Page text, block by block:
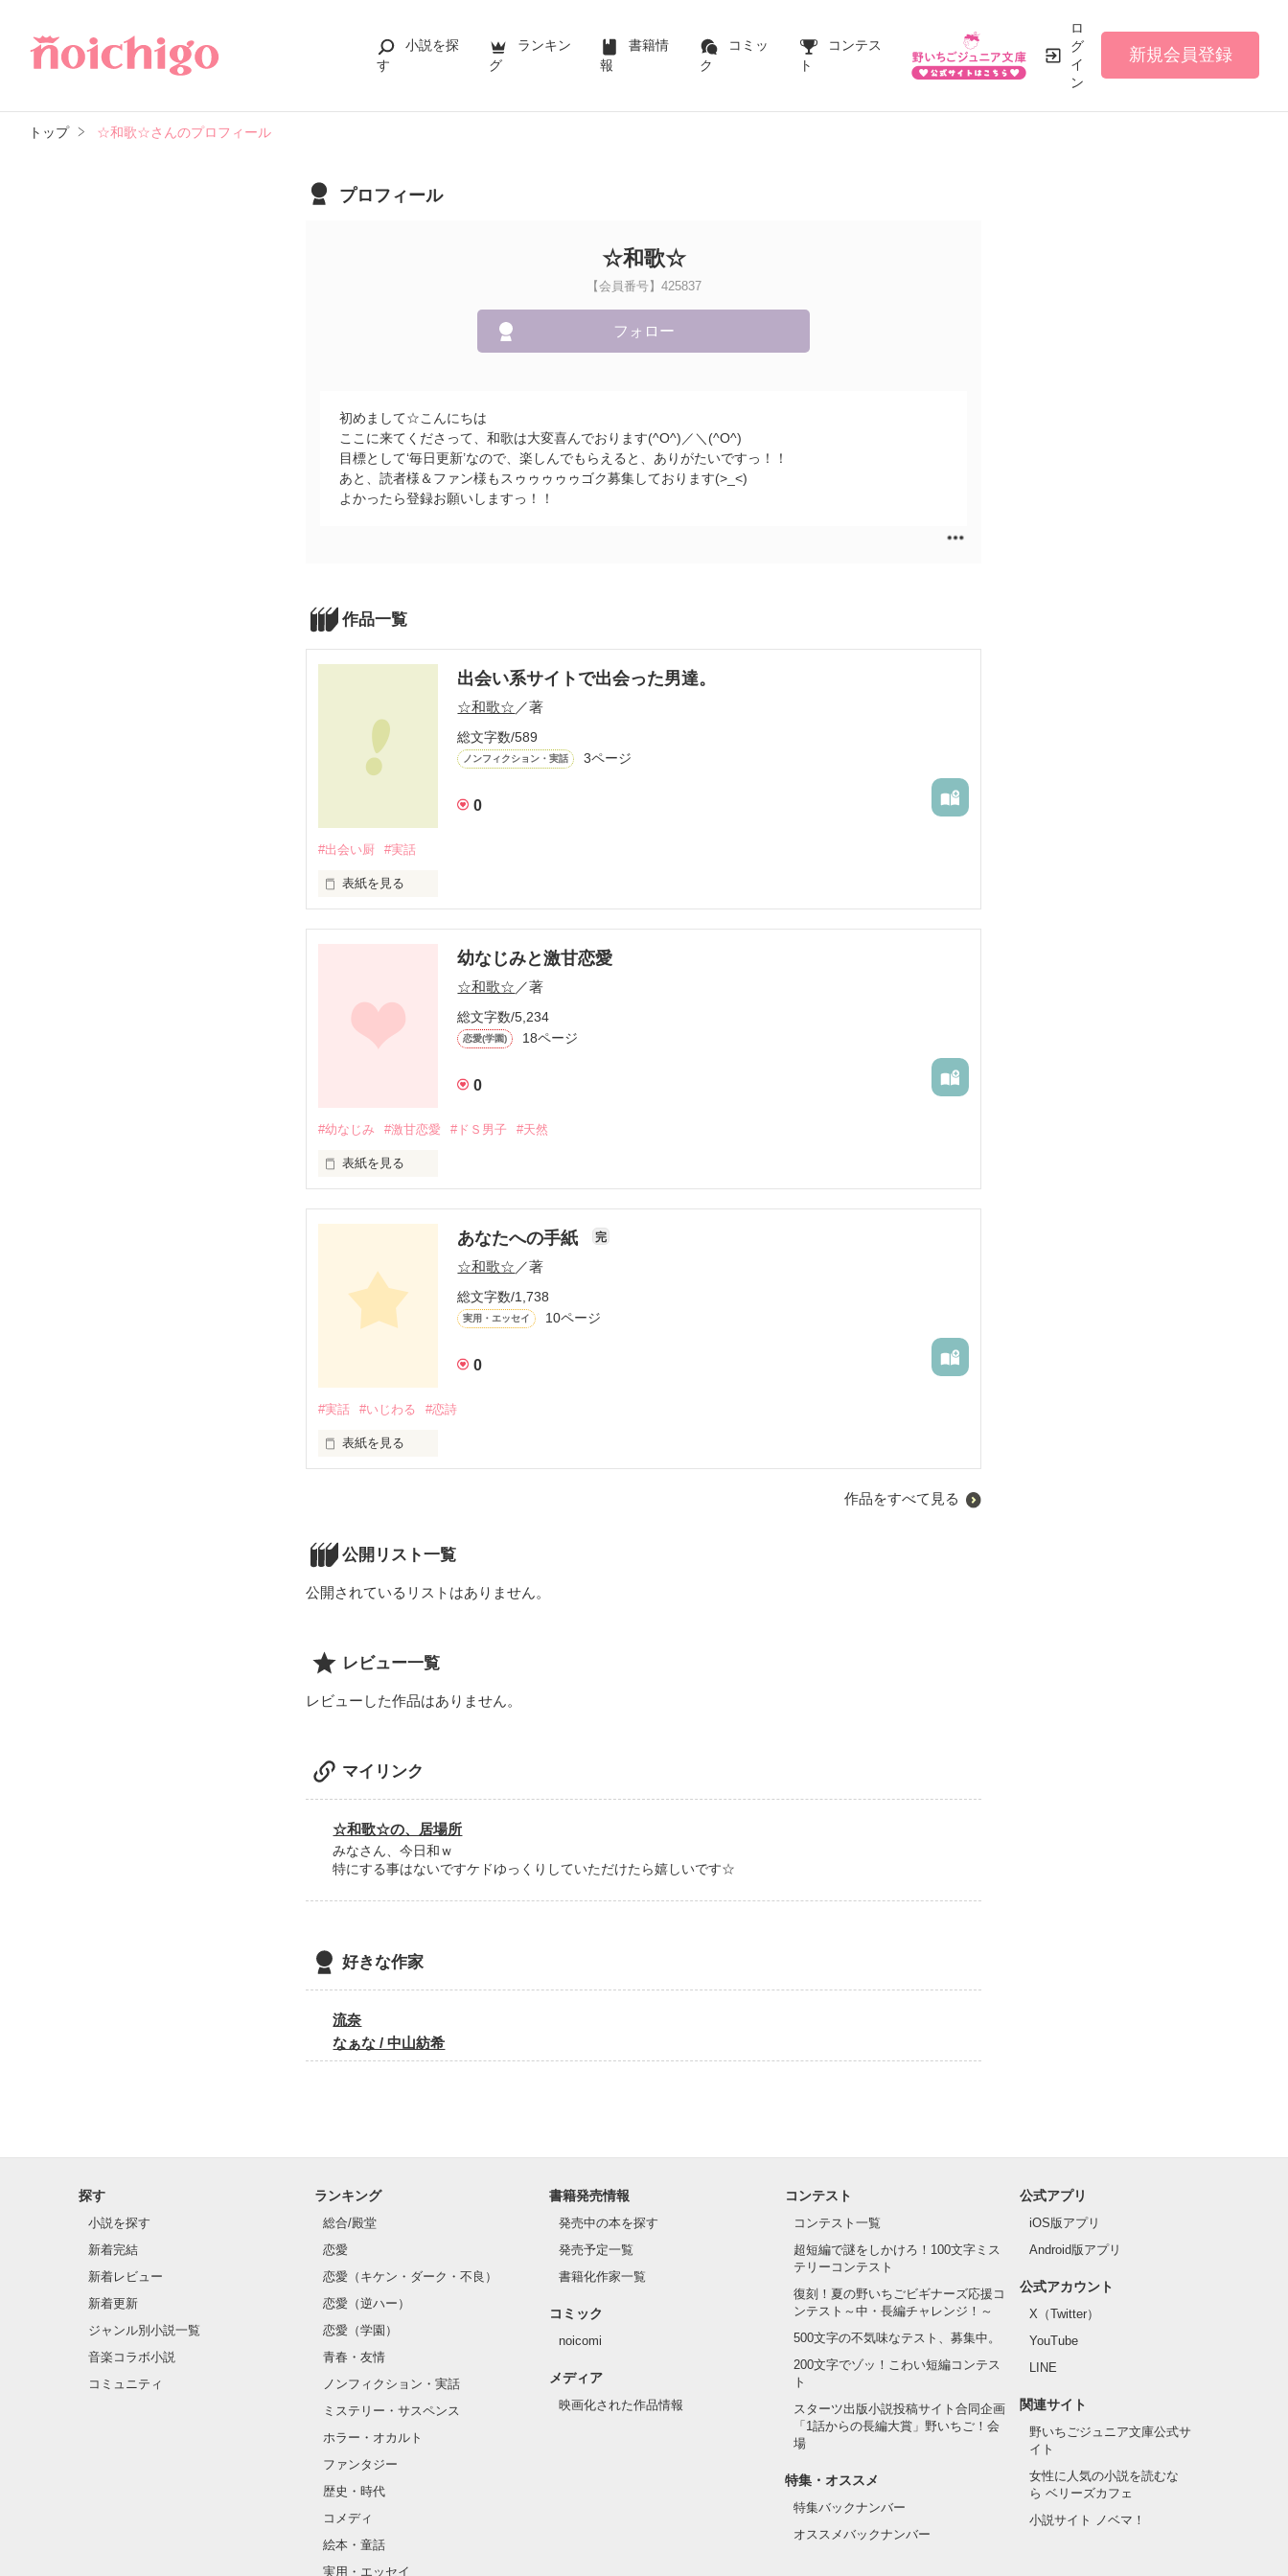
小説を探
す
ランキン
グ
書籍情
報
コミッ
ク
コンテス
ト
ロ
グ
イ
ン
新規会員登録
トップ ☆和歌☆さんのプロフィール
プロフィール
☆和歌☆
【会員番号】425837
フォロー
初めまして☆こんにちは
ここに来てくださって、和歌は大変喜んでおります(^O^)／＼(^O^)
目標として‘毎日更新’なので、楽しんでもらえると、ありがたいですっ！！
あと、読者様＆ファン様もスゥゥゥゥゥゴク募集しております(>_<)
よかったら登録お願いしますっ！！
作品一覧
出会い系サイトで出会った男達。
☆和歌☆／著
総文字数/589
ノンフィクション・実話 3ページ
0
#出会い厨 #実話
表紙を見る
幼なじみと激甘恋愛
☆和歌☆ ／著
総文字数/5,234
恋愛(学園) 18ページ
0
#幼なじみ #激甘恋愛 #ドＳ男子 #天然
表紙を見る
‘愛とは消えていくものである’と
そこで違う人が言いました
あなたは、どちらの人のことを信じますか？
あなたへの手紙 完
☆和歌☆ ／著
総文字数/1,738
実用・エッセイ 10ページ
0
#実話 #いじわる #恋詩
表紙を見る
だって信じて＋思考で生きていった方が楽しいと思いませんか？
私はいつも＋思考で行こうと考えていますが、そう思う前の私の実話をお話ししましょう。
☆★☆★☆★☆★☆★☆★☆★☆★☆
作品をすべて見る
公開リスト一覧
公開されているリストはありません。
レビュー一覧
レビューした作品はありません。
マイリンク
☆和歌☆の、居場所
みなさん、今日和ｗ
特にする事はないですケドゆっくりしていただけたら嬉しいです☆
好きな作家
流奈
なぁな / 中山紡希
探す
小説を探す
新着完結
新着レビュー
新着更新
ジャンル別小説一覧
音楽コラボ小説
コミュニティ
ランキング
総合/殿堂
恋愛
恋愛（キケン・ダーク・不良）
恋愛（逆ハー）
恋愛（学園）
青春・友情
ノンフィクション・実話
ミステリー・サスペンス
ホラー・オカルト
ファンタジー
歴史・時代
コメディ
絵本・童話
実用・エッセイ
書籍発売情報
発売中の本を探す
発売予定一覧
書籍化作家一覧
コミック
noicomi
メディア
映画化された作品情報
コンテスト
コンテスト一覧
超短編で謎をしかけろ！100文字ミス
テリーコンテスト
復刻！夏の野いちごビギナーズ応援コ
ンテスト～中・長編チャレンジ！～
500文字の不気味なテスト、募集中。
200文字でゾッ！こわい短編コンテス
ト
スターツ出版小説投稿サイト合同企画
「1話からの長編大賞」野いちご！会
場
特集・オススメ
特集バックナンバー
オススメバックナンバー
公式アプリ
iOS版アプリ
Android版アプリ
公式アカウント
X（Twitter）
YouTube
LINE
関連サイト
野いちごジュニア文庫公式サ
イト
女性に人気の小説を読むな
ら ベリーズカフェ
小説サイト ノベマ！